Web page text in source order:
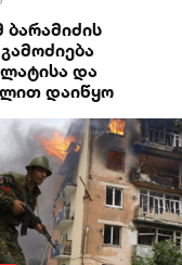
და
დაიწყო